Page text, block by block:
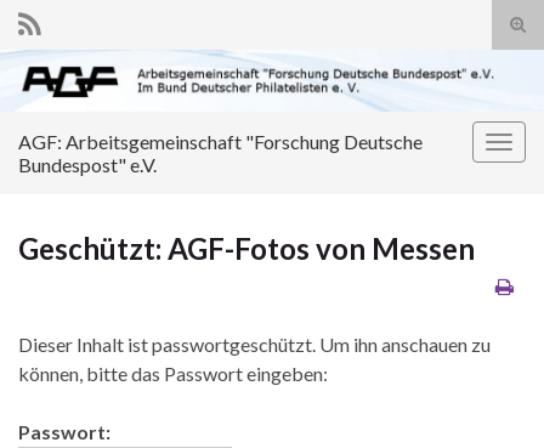
Search for:
AGF: Arbeitsgemeinschaft "Forschung Deutsche
Bundespost" e.V.
Geschützt: AGF-Fotos von Messen
Dieser Inhalt ist passwortgeschützt. Um ihn anschauen zu
können, bitte das Passwort eingeben:
Passwort: